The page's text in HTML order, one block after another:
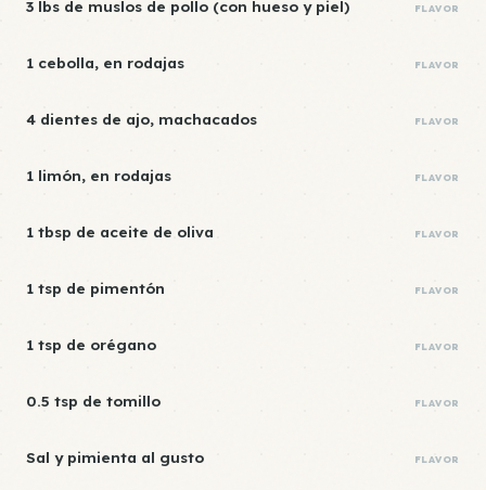
3 lbs de muslos de pollo (con hueso y piel) FLAVOR
1 cebolla, en rodajas FLAVOR
4 dientes de ajo, machacados FLAVOR
1 limón, en rodajas FLAVOR
1 tbsp de aceite de oliva FLAVOR
1 tsp de pimentón FLAVOR
1 tsp de orégano FLAVOR
0.5 tsp de tomillo FLAVOR
Sal y pimienta al gusto FLAVOR